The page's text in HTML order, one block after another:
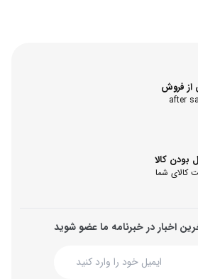
فروش
after
کالا
کالای شما
اخبار در خبرنامه ما عضو شوید